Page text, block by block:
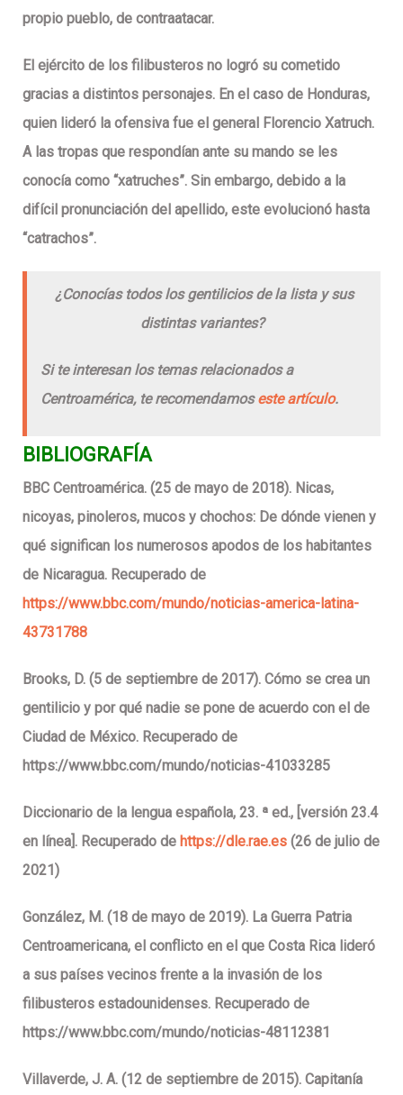
propio pueblo, de contraatacar.
El ejército de los filibusteros no logró su cometido
gracias a distintos personajes. En el caso de Honduras,
quien lideró la ofensiva fue el general Florencio Xatruch.
A las tropas que respondían ante su mando se les
conocía como “xatruches”. Sin embargo, debido a la
difícil pronunciación del apellido, este evolucionó hasta
“catrachos”.
¿Conocías todos los gentilicios de la lista y sus
distintas variantes?
Si te interesan los temas relacionados a
Centroamérica, te recomendamoseste artículo.
BIBLIOGRAFÍA
BBC Centroamérica. (25 de mayo de 2018). Nicas,
nicoyas, pinoleros, mucos y chochos: De dónde vienen y
qué significan los numerosos apodos de los habitantes
de Nicaragua. Recuperado de
https://www.bbc.com/mundo/noticias-america-latina-
43731788
Brooks, D. (5 de septiembre de 2017). Cómo se crea un
gentilicio y por qué nadie se pone de acuerdo con el de
Ciudad de México. Recuperado de
https://www.bbc.com/mundo/noticias-41033285
Diccionario de la lengua española, 23. ª ed., [versión 23.4
en línea]. Recuperado de https://dle.rae.es (26 de julio de
2021)
González, M. (18 de mayo de 2019). La Guerra Patria
Centroamericana, el conflicto en el que Costa Rica lideró
a sus países vecinos frente a la invasión de los
filibusteros estadounidenses. Recuperado de
https://www.bbc.com/mundo/noticias-48112381
Villaverde, J. A. (12 de septiembre de 2015). Capitanía